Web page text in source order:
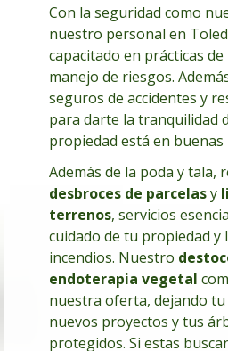
Con la seguridad como
nuestro personal en
capacitado en prácticas
manejo de riesgos.
seguros de accidentes y
para darte la tranquilidad
propiedad está en buenas
Además de la poda y tala,
desbroces de parcelasy
terrenos, servicios
cuidado de tu propiedad y
incendios. Nuestro
endoterapia vegetal
nuestra oferta, dejando
nuevos proyectos y tus
protegidos. Si estas